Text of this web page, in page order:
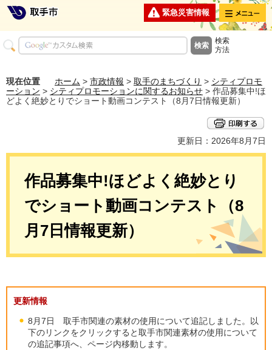
緊急災害情報 メニュー
検索
方法
現在位置 ホーム > 市政情報 > 取手のまちづくり > シティプロモ
ーション > シティプロモーションに関するお知らせ > 作品募集中!ほ
どよく絶妙とりでショート動画コンテスト（8月7日情報更新）
更新日：2026年8月7日
作品募集中!ほどよく絶妙とり
でショート動画コンテスト（8
月7日情報更新）
更新情報
8月7日 取手市関連の素材の使用について追記しました。以
下のリンクをクリックすると取手市関連素材の使用について
の追記事項へ、ページ内移動します。